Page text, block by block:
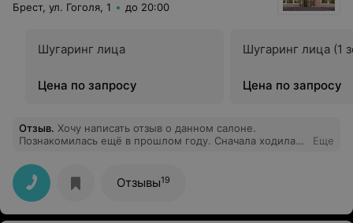
Брест, ул. Гоголя, 1 до 20:00
Шугаринг лица
Цена по запросу
Шугаринг лица (1
Цена по запросу
Отзыв. Хочу написать отзыв о данном салоне.
Познакомилась ещё в прошлом году. Сначала ходила
электроэпиляцию. И наверное это два мастера
которыми может похвастаться этот салон. Ира очень
хорошо делает свою работу и умеет легко находить
общий язык с клиентами. Дагира единственная на весь
Брест которая делает электроэпиляцию и тут более
Еще
Отзывы19